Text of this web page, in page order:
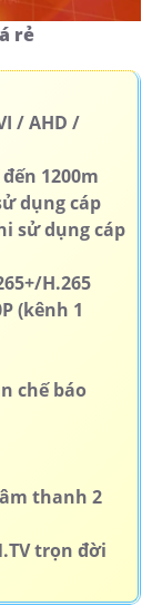
rẻ
/ AHD /
1200m
dụng cáp
sử dụng cáp
H.265
(kênh 1
chế báo
thanh 2
trọn đời